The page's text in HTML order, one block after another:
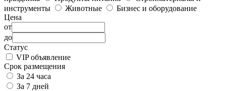
инструменты
Животные
Бизнес и оборудование
Цена
от
до
Статус
VIP объявление
Срок размещения
За 24 часа
За 7 дней